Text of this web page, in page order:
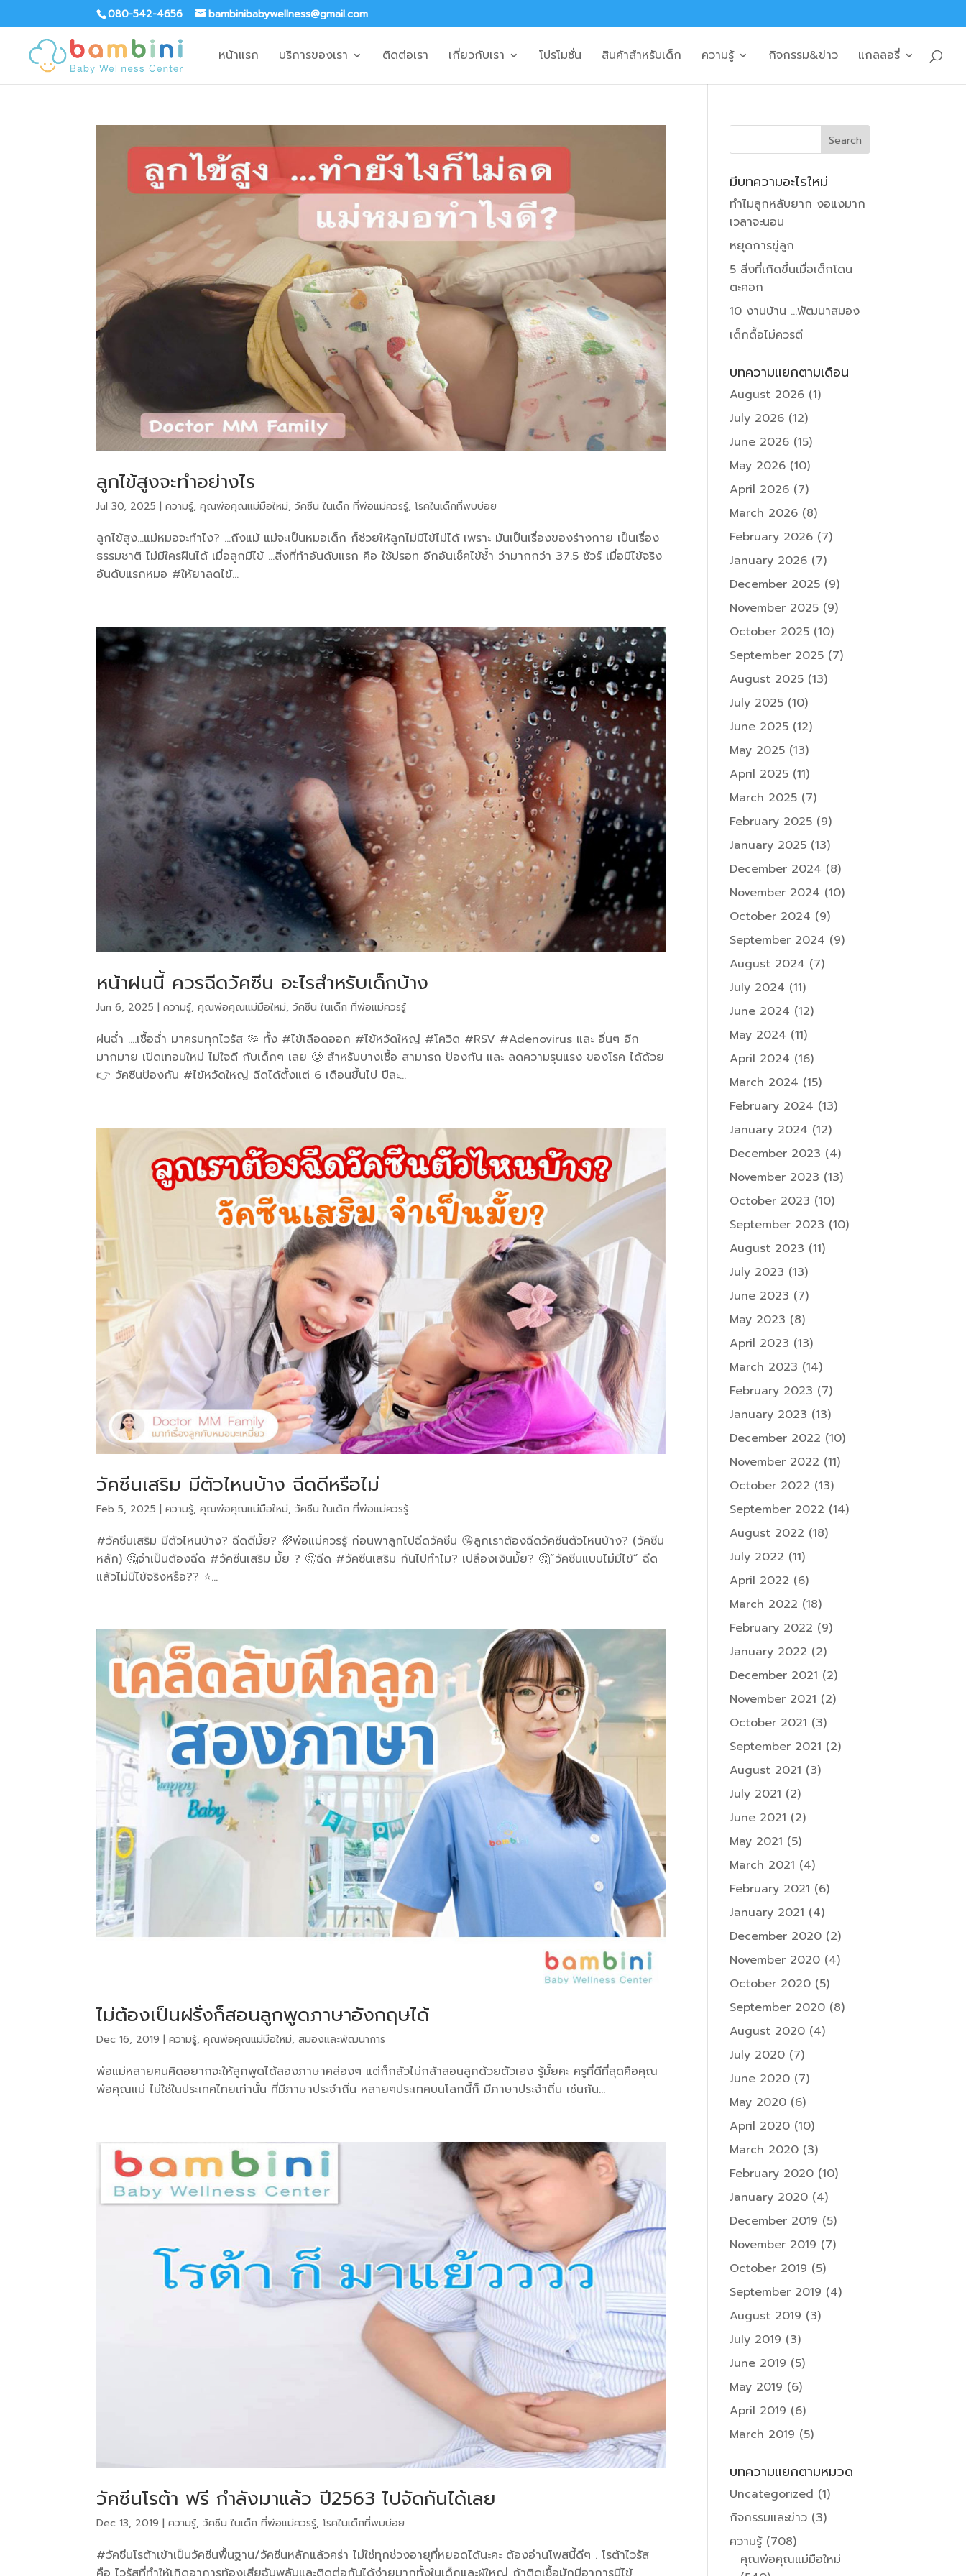
080-542-4656 bambinibabywellness@gmail.com
หน้าแรก บริการของเรา ติดต่อเรา เกี่ยวกับเรา โปรโมชั่น สินค้าสำหรับเด็ก ความรู้ กิจกรรม&ข่าว แกลลอรี่
ลูกไข้สูงจะทำอย่างไร
Jul 30, 2025 |ความรู้,คุณพ่อคุณแม่มือใหม่,วัคซีน ในเด็ก ที่พ่อแม่ควรรู้,โรคในเด็กที่พบบ่อย
ลูกไข้สูง…แม่หมอจะทำไง? …ถึงแม้ แม่จะเป็นหมอเด็ก ก็ช่วยให้ลูกไม่มีไข้ไม่ได้ เพราะ มันเป็นเรื่องของร่างกาย เป็นเรื่อง
ธรรมชาติ ไม่มีใครฝืนได้ เมื่อลูกมีไข้ …สิ่งที่ทำอันดับแรก คือ ใช้ปรอท อีกอันเช็คไข้ซ้ำ ว่ามากกว่า 37.5 ชัวร์ เมื่อมีไข้จริง
อันดับแรกหมอ #ให้ยาลดไข้...
หน้าฝนนี้ ควรฉีดวัคซีน อะไรสำหรับเด็กบ้าง
Jun 6, 2025 |ความรู้,คุณพ่อคุณแม่มือใหม่,วัคซีน ในเด็ก ที่พ่อแม่ควรรู้
ฝนฉ่ำ ….เชื้อฉ่ำ มาครบทุกไวรัส 🦠 ทั้ง #ไข้เลือดออก #ไข้หวัดใหญ่ #โควิด #RSV #Adenovirus และ อื่นๆ อีก
มากมาย เปิดเทอมใหม่ ไม่ใจดี กับเด็กๆ เลย 🥲 สำหรับบางเชื้อ สามารถ ป้องกัน และ ลดความรุนแรง ของโรค ได้ด้วย
👉 วัคซีนป้องกัน #ไข้หวัดใหญ่ ฉีดได้ตั้งแต่ 6 เดือนขึ้นไป ปีละ...
วัคซีนเสริม มีตัวไหนบ้าง ฉีดดีหรือไม่
Feb 5, 2025 |ความรู้,คุณพ่อคุณแม่มือใหม่,วัคซีน ในเด็ก ที่พ่อแม่ควรรู้
#วัคซีนเสริม มีตัวไหนบ้าง? ฉีดดีมั้ย? 🌈พ่อแม่ควรรู้ ก่อนพาลูกไปฉีดวัคซีน 😘ลูกเราต้องฉีดวัคซีนตัวไหนบ้าง? (วัคซีน
หลัก) 🤔จำเป็นต้องฉีด #วัคซีนเสริม มั้ย ? 🤔ฉีด #วัคซีนเสริม กันไปทำไม? เปลืองเงินมั้ย? 🤔”วัคซีนแบบไม่มีไข้” ฉีด
แล้วไม่มีไข้จริงหรือ?? ⭐️...
ไม่ต้องเป็นฝรั่งก็สอนลูกพูดภาษาอังกฤษได้
Dec 16, 2019 |ความรู้,คุณพ่อคุณแม่มือใหม่,สมองและพัฒนาการ
พ่อแม่หลายคนคิดอยากจะให้ลูกพูดได้สองภาษาคล่องๆ แต่ก็กลัวไม่กล้าสอนลูกด้วยตัวเอง รู้มั้ยคะ ครูที่ดีที่สุดคือคุณ
พ่อคุณแม่ ไม่ใช่ในประเทศไทยเท่านั้น ที่มีภาษาประจำถิ่น หลายๆประเทศบนโลกนี้ก็ มีภาษาประจำถิ่น เช่นกัน...
วัคซีนโรต้า ฟรี กำลังมาแล้ว ปี2563 ไปจัดกันได้เลย
Dec 13, 2019 |ความรู้,วัคซีน ในเด็ก ที่พ่อแม่ควรรู้,โรคในเด็กที่พบบ่อย
#วัคซีนโรต้าเข้าเป็นวัคซีนพื้นฐาน/วัคซีนหลักแล้วคร่า ไม่ใช่ทุกช่วงอายุที่หยอดได้นะคะ ต้องอ่านโพสนี้ดีๆ . โรต้าไวรัส
มีบทความอะไรใหม่
ทำไมลูกหลับยาก งอแงมาก
เวลาจะนอน
หยุดการขู่ลูก
5 สิ่งที่เกิดขึ้นเมื่อเด็กโดน
ตะคอก
10 งานบ้าน …พัฒนาสมอง
เด็กดื้อไม่ควรตี
บทความแยกตามเดือน
August 2026 (1)
July 2026 (12)
June 2026 (15)
May 2026 (10)
April 2026 (7)
March 2026 (8)
February 2026 (7)
January 2026 (7)
December 2025 (9)
November 2025 (9)
October 2025 (10)
September 2025 (7)
August 2025 (13)
July 2025 (10)
June 2025 (12)
May 2025 (13)
April 2025 (11)
March 2025 (7)
February 2025 (9)
January 2025 (13)
December 2024 (8)
November 2024 (10)
October 2024 (9)
September 2024 (9)
August 2024 (7)
July 2024 (11)
June 2024 (12)
May 2024 (11)
April 2024 (16)
March 2024 (15)
February 2024 (13)
January 2024 (12)
December 2023 (4)
November 2023 (13)
October 2023 (10)
September 2023 (10)
August 2023 (11)
July 2023 (13)
June 2023 (7)
May 2023 (8)
April 2023 (13)
March 2023 (14)
February 2023 (7)
January 2023 (13)
December 2022 (10)
November 2022 (11)
October 2022 (13)
September 2022 (14)
August 2022 (18)
July 2022 (11)
April 2022 (6)
March 2022 (18)
February 2022 (9)
January 2022 (2)
December 2021 (2)
November 2021 (2)
October 2021 (3)
September 2021 (2)
August 2021 (3)
July 2021 (2)
June 2021 (2)
May 2021 (5)
March 2021 (4)
February 2021 (6)
January 2021 (4)
December 2020 (2)
November 2020 (4)
October 2020 (5)
September 2020 (8)
August 2020 (4)
July 2020 (7)
June 2020 (7)
May 2020 (6)
April 2020 (10)
March 2020 (3)
February 2020 (10)
January 2020 (4)
December 2019 (5)
November 2019 (7)
October 2019 (5)
September 2019 (4)
August 2019 (3)
July 2019 (3)
June 2019 (5)
May 2019 (6)
April 2019 (6)
March 2019 (5)
บทความแยกตามหมวด
Uncategorized (1)
กิจกรรมและข่าว (3)
ความรู้(708)
คุณพ่อคุณแม่มือใหม่